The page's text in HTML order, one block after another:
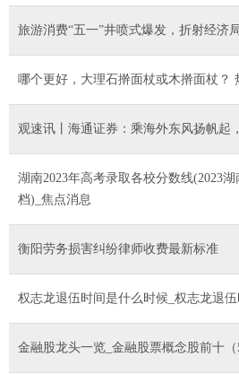
旅游消费“五一”井喷式爆发，折射经济
哪个更好，大理石擀面杖或木擀面杖？
观速讯丨海通证券：乘海外东风扬帆起
湖南2023年高考录取各校分数线(2023
档)_焦点消息
衡阳劳务损害纠纷律师收费最新标准
权志龙退伍时间是什么时候_权志龙退伍
金融股龙头一览_金融股票概念股前十（